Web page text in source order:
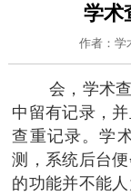
学术
作者：学
会，学术
中留有记录，
查重记录。学
测，系统后台
的功能并不能